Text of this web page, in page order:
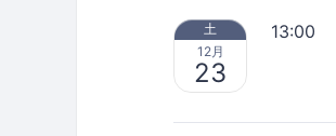
土
12月
23
13:00